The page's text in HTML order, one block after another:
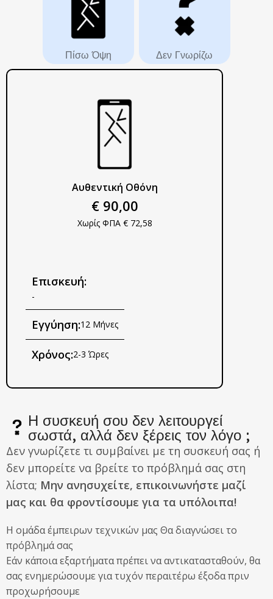
Πίσω Όψη Δεν Γνωρίζω
Αυθεντική Οθόνη
€ 90,00
Χωρίς ΦΠΑ € 72,58
Επισκευή:
-
Εγγύηση:12 Μήνες
Χρόνος:2-3 Ώρες
Η συσκευή σου δεν λειτουργεί
σωστά, αλλά δεν ξέρεις τον λόγο ;
Δεν γνωρίζετε τι συμβαίνει με τη συσκευή σας ή
δεν μπορείτε να βρείτε το πρόβλημά σας στη
λίστα; Μην ανησυχείτε, επικοινωνήστε μαζί
μας και θα φροντίσουμε για τα υπόλοιπα!
Η ομάδα έμπειρων τεχνικών μας Θα διαγνώσει το
πρόβλημά σας
Εάν κάποια εξαρτήματα πρέπει να αντικατασταθούν, θα
σας ενημερώσουμε για τυχόν περαιτέρω έξοδα πριν
προχωρήσουμε